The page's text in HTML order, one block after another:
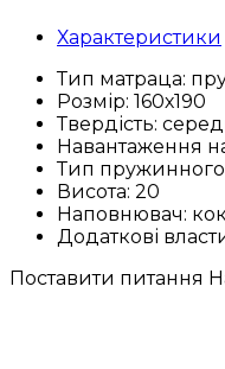
Характеристики
Тип матраца:
Розмір: 160х190
Твердість:
Навантаження
Тип пружинного
Висота: 20
Наповнювач:
Додаткові
Поставити питання